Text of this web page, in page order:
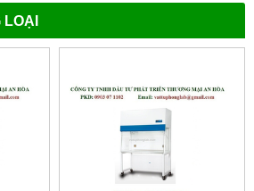
LOẠI